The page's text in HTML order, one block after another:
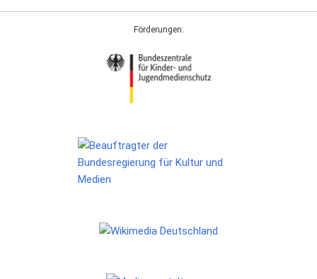
Förderungen: